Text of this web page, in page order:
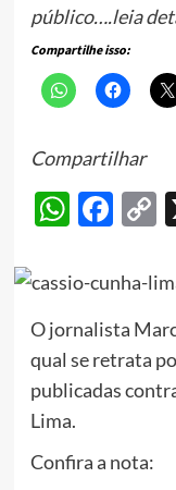
público….leia
Compartilhe isso:
Compartilhar
O jornalista
qual se retrata
publicadas
Lima.
Confira a nota: